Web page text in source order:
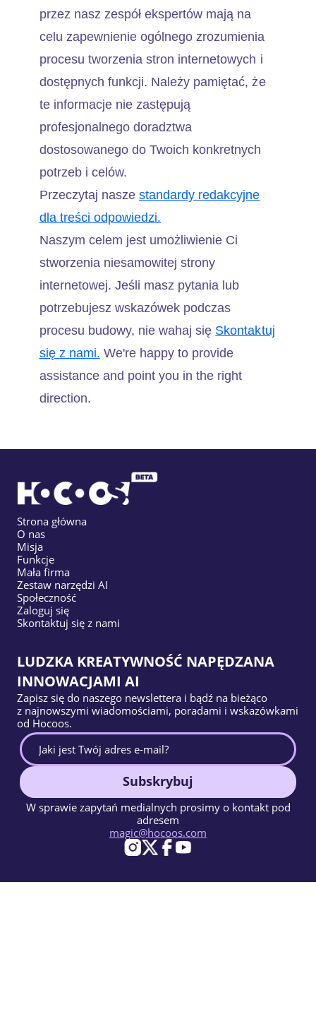
przez nasz zespół ekspertów mają na
celu zapewnienie ogólnego zrozumienia
procesu tworzenia stron internetowych i
dostępnych funkcji. Należy pamiętać, że
te informacje nie zastępują
profesjonalnego doradztwa
dostosowanego do Twoich konkretnych
potrzeb i celów.
Przeczytaj nasze standardy redakcyjne
dla treści odpowiedzi.
Naszym celem jest umożliwienie Ci
stworzenia niesamowitej strony
internetowej. Jeśli masz pytania lub
potrzebujesz wskazówek podczas
procesu budowy, nie wahaj się Skontaktuj
się z nami. We're happy to provide
assistance and point you in the right
direction.
Strona główna
O nas
Misja
Funkcje
Mała firma
Zestaw narzędzi AI
Społeczność
Zaloguj się
Skontaktuj się z nami
LUDZKA KREATYWNOŚĆ NAPĘDZANA
INNOWACJAMI AI
Zapisz się do naszego newslettera i bądź na bieżąco
z najnowszymi wiadomościami, poradami i wskazówkami
od Hocoos.
Subskrybuj
W sprawie zapytań medialnych prosimy o kontakt pod
adresem
magic@hocoos.com